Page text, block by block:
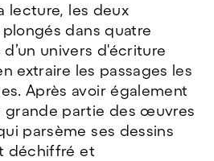
lecture, les deux
dans quatre
univers d'écriture
extraire les passages les
Après avoir également
grande partie des œuvres
parsème ses dessins
déchiffré et